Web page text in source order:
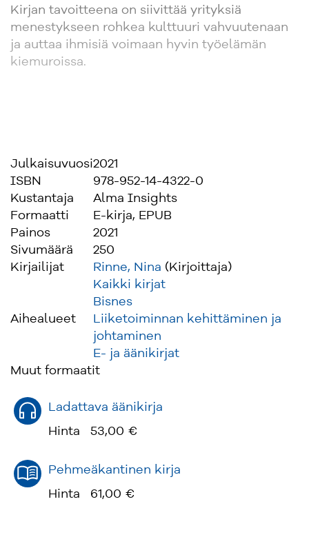
Kirjan tavoitteena on siivittää yrityksiä
menestykseen rohkea kulttuuri vahvuutenaan
ja auttaa ihmisiä voimaan hyvin työelämän
kiemuroissa.
Julkaisuvuosi2021
ISBN
978-952-14-4322-0
Kustantaja
Alma Insights
Formaatti
E-kirja, EPUB
Painos
2021
Sivumäärä
250
Kirjailijat
Rinne, Nina (Kirjoittaja)
Aihealueet
Kaikki kirjat
Bisnes
Liiketoiminnan kehittäminen ja
johtaminen
E- ja äänikirjat
Muut formaatit
Ladattava äänikirja
Hinta
53,00 €
Pehmeäkantinen kirja
Hinta
61,00 €